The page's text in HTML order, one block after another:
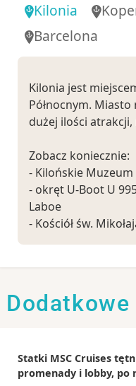
Dzień 11 wt.
Barcelona
Kilonia
Barcelona
Kilonia jest
Północnym.
dużej ilości
Zobacz koniecznie:
- Kilońskie
- okręt U-Boot U
Laboe
- Kościół św.
przekopanym
prawie 100 km
Dodatkowe
Statki MSC Cruises
promenady i lobby, po